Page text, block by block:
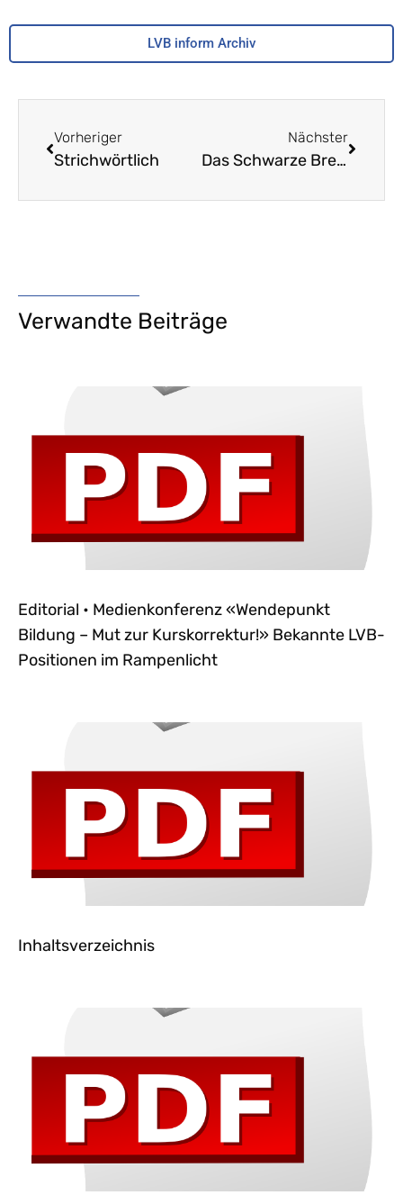
LVB inform Archiv
Vorheriger
Strichwörtlich
Nächster
Das Schwarze Brett
Verwandte Beiträge
Editorial • Medienkonferenz «Wendepunkt
Bildung – Mut zur Kurskorrektur!» Bekannte LVB-
Positionen im Rampenlicht
Inhaltsverzeichnis